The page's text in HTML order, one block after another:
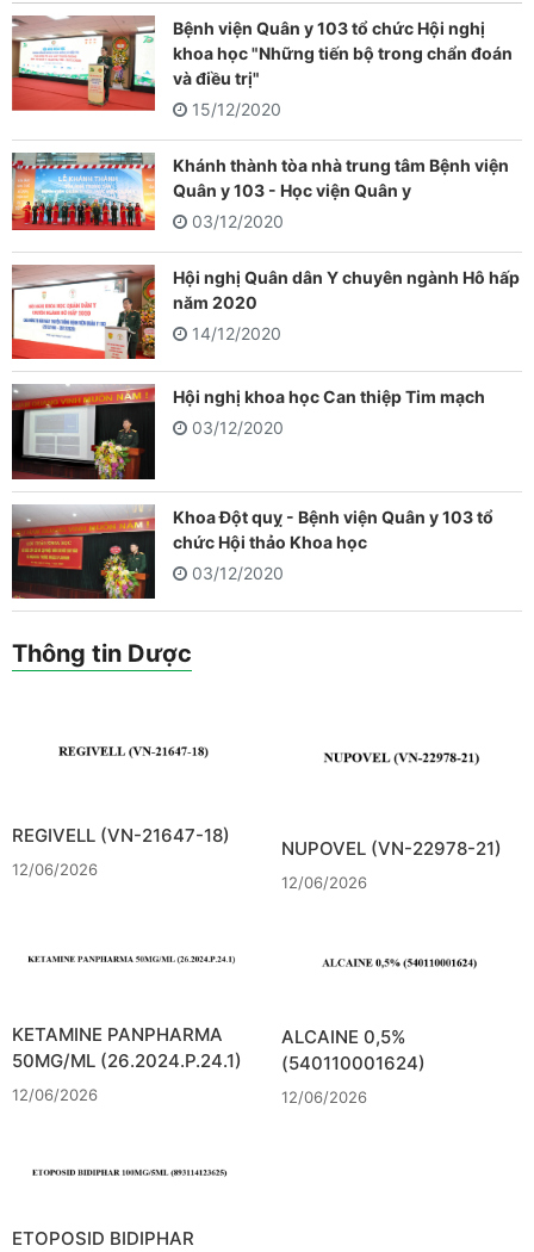
Bệnh viện Quân y 103 tổ chức Hội nghị
khoa học "Những tiến bộ trong chẩn đoán
và điều trị"
15/12/2020
Khánh thành tòa nhà trung tâm Bệnh viện
Quân y 103 - Học viện Quân y
03/12/2020
Hội nghị Quân dân Y chuyên ngành Hô hấp
năm 2020
14/12/2020
Hội nghị khoa học Can thiệp Tim mạch
03/12/2020
Khoa Đột quỵ - Bệnh viện Quân y 103 tổ
chức Hội thảo Khoa học
03/12/2020
Thông tin Dược
REGIVELL (VN-21647-18)
12/06/2026
NUPOVEL (VN-22978-21)
12/06/2026
KETAMINE PANPHARMA
50MG/ML (26.2024.P.24.1)
12/06/2026
ALCAINE 0,5%
(540110001624)
12/06/2026
ETOPOSID BIDIPHAR